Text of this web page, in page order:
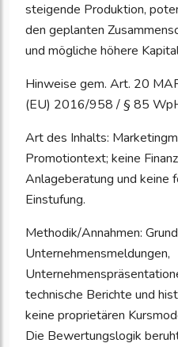
steigende Produktion,
den geplanten
und mögliche höhere
Hinweise gem. Art. 20
(EU) 2016/958 / § 85
Art des Inhalts:
Promotiontext; keine
Anlageberatung und keine
Einstufung.
Methodik/Annahmen:
Unternehmensmeldungen,
technische Berichte und
keine proprietären
Die Bewertungslogik